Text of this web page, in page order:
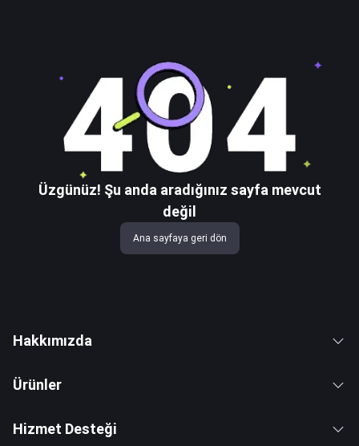
Üzgünüz! Şu anda aradığınız sayfa mevcut
değil
Ana sayfaya geri dön
Hakkımızda
Ürünler
Hizmet Desteği